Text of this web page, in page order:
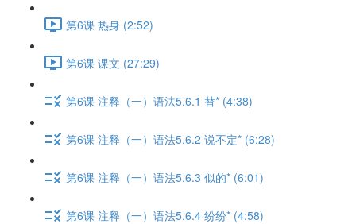
第6课 热身 (2:52)
第6课 课文 (27:29)
第6课 注释（一）语法5.6.1 替* (4:38)
第6课 注释（一）语法5.6.2 说不定* (6:28)
第6课 注释（一）语法5.6.3 似的* (6:01)
第6课 注释（一）语法5.6.4 纷纷* (4:58)